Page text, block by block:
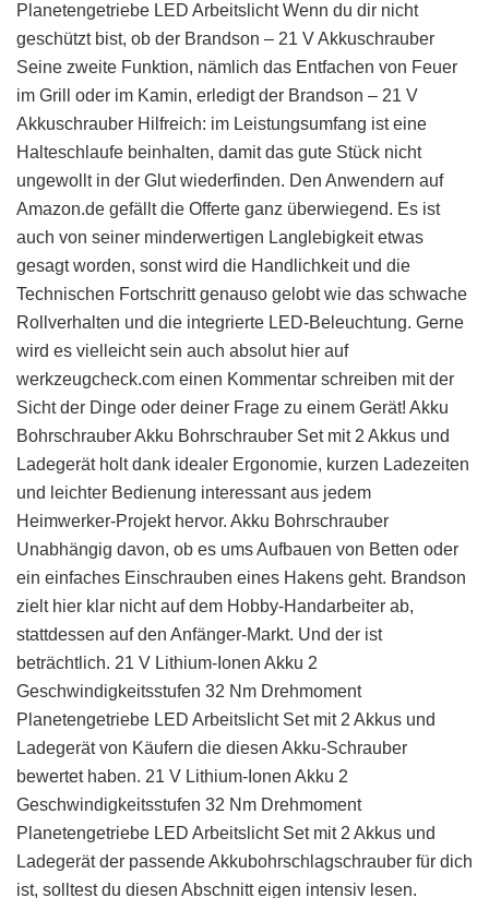
Planetengetriebe LED Arbeitslicht Wenn du dir nicht
geschützt bist, ob der Brandson – 21 V Akkuschrauber
Seine zweite Funktion, nämlich das Entfachen von Feuer
im Grill oder im Kamin, erledigt der Brandson – 21 V
Akkuschrauber Hilfreich: im Leistungsumfang ist eine
Halteschlaufe beinhalten, damit das gute Stück nicht
ungewollt in der Glut wiederfinden. Den Anwendern auf
Amazon.de gefällt die Offerte ganz überwiegend. Es ist
auch von seiner minderwertigen Langlebigkeit etwas
gesagt worden, sonst wird die Handlichkeit und die
Technischen Fortschritt genauso gelobt wie das schwache
Rollverhalten und die integrierte LED-Beleuchtung. Gerne
wird es vielleicht sein auch absolut hier auf
werkzeugcheck.com einen Kommentar schreiben mit der
Sicht der Dinge oder deiner Frage zu einem Gerät! Akku
Bohrschrauber Akku Bohrschrauber Set mit 2 Akkus und
Ladegerät holt dank idealer Ergonomie, kurzen Ladezeiten
und leichter Bedienung interessant aus jedem
Heimwerker-Projekt hervor. Akku Bohrschrauber
Unabhängig davon, ob es ums Aufbauen von Betten oder
ein einfaches Einschrauben eines Hakens geht. Brandson
zielt hier klar nicht auf dem Hobby-Handarbeiter ab,
stattdessen auf den Anfänger-Markt. Und der ist
beträchtlich. 21 V Lithium-Ionen Akku 2
Geschwindigkeitsstufen 32 Nm Drehmoment
Planetengetriebe LED Arbeitslicht Set mit 2 Akkus und
Ladegerät von Käufern die diesen Akku-Schrauber
bewertet haben. 21 V Lithium-Ionen Akku 2
Geschwindigkeitsstufen 32 Nm Drehmoment
Planetengetriebe LED Arbeitslicht Set mit 2 Akkus und
Ladegerät der passende Akkubohrschlagschrauber für dich
ist, solltest du diesen Abschnitt eigen intensiv lesen.